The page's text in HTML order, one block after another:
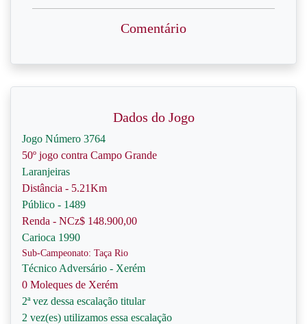
Comentário
Dados do Jogo
Jogo Número 3764
50º jogo contra Campo Grande
Laranjeiras
Distância - 5.21Km
Público - 1489
Renda - NCz$ 148.900,00
Carioca 1990
Sub-Campeonato: Taça Rio
Técnico Adversário - Xerém
0 Moleques de Xerém
2ª vez dessa escalação titular
2 vez(es) utilizamos essa escalação